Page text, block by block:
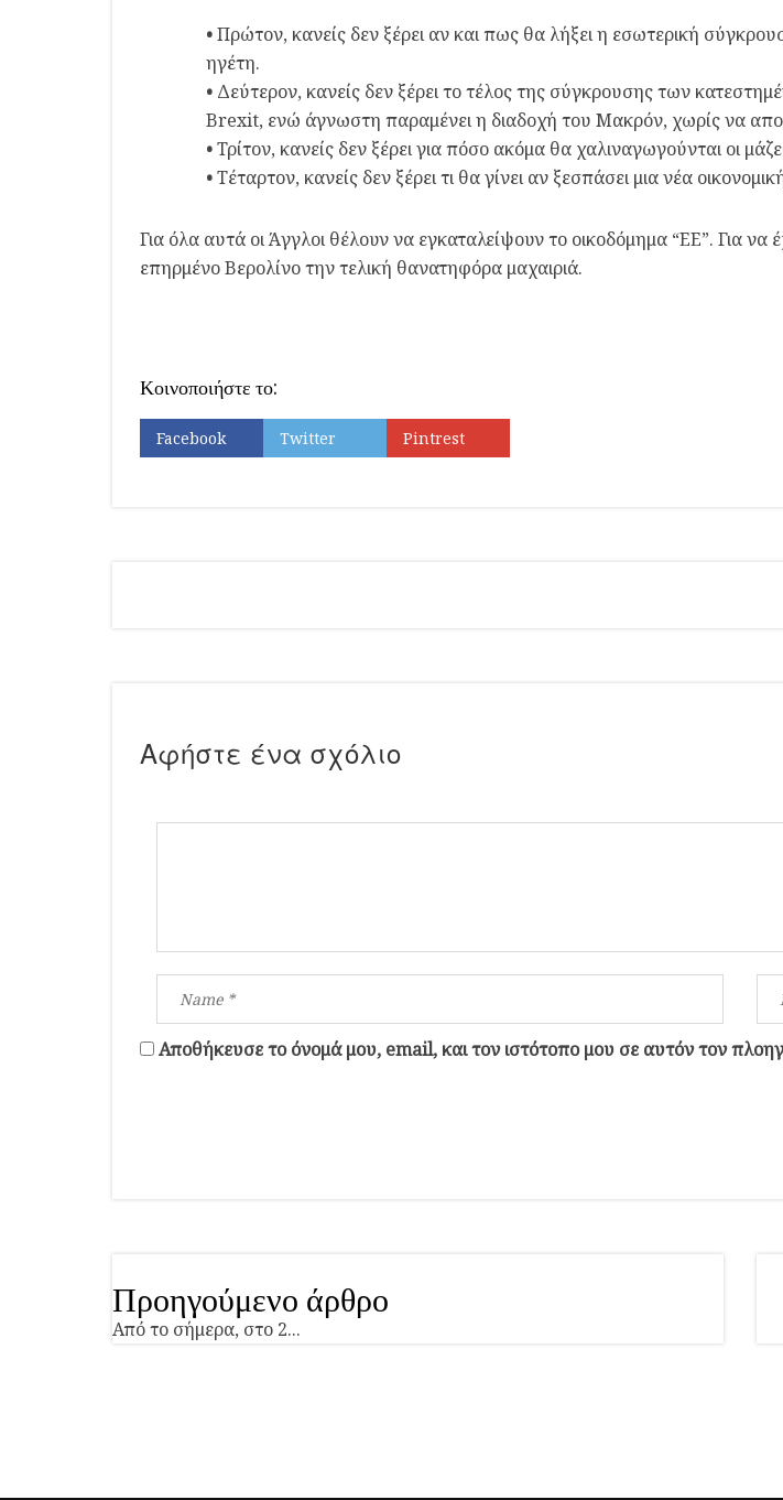
•Πρώτον, κανείς δεν ξέρει αν και πως θα λήξει η εσωτερική
ηγέτη.
• Δεύτερον, κανείς δεν ξέρει το τέλος της σύγκρουσης των
Brexit, ενώ άγνωστη παραμένει η διαδοχή του Μακρόν, χωρίς να
•Τρίτον, κανείς δεν ξέρει για πόσο ακόμα θα χαλιναγωγούνται οι
•Τέταρτον, κανείς δεν ξέρει τι θα γίνει αν ξεσπάσει μια νέα
Για όλα αυτά οι Άγγλοι θέλουν να εγκαταλείψουν το οικοδόμημα “EE”. Για
επηρμένο Βερολίνο την τελική θανατηφόρα μαχαιριά.
Κοινοποιήστε το:
Facebook Twitter Pintrest
Αφήστε ένα σχόλιο
Αποθήκευσε το όνομά μου, email, και τον ιστότοπο μου σε αυτόν τον
Προηγούμενο άρθρο
Από το σήμερα, στο 2...